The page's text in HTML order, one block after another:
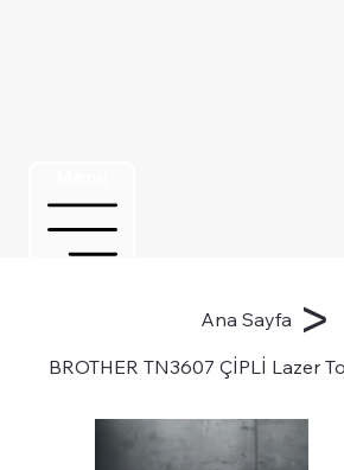
Ana Sayfa >
BROTHER TN3607 ÇİPLİ Lazer